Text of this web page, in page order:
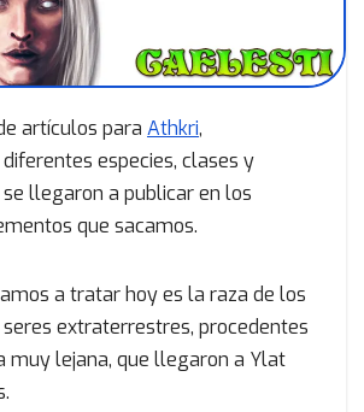
artículos para Athkri,
especies, clases y
llegaron a publicar en los
que sacamos.
a tratar hoy es la raza de los
seres extraterrestres, procedentes
muy lejana, que llegaron a Ylat